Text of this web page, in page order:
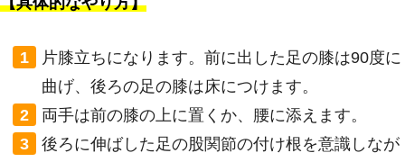
片膝立ちになります。前に出した足の膝は90度に
曲げ、後ろの足の膝は床につけます。
両手は前の膝の上に置くか、腰に添えます。
後ろに伸ばした足の股関節の付け根を意識しなが